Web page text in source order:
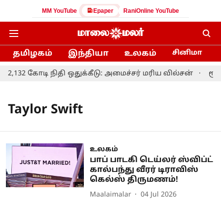
MM YouTube Epaper RaniOnline YouTube
தமிழகம் இந்தியா உலகம் சினிமா
கோடி நிதி ஒதுக்கீடு: அமைச்சர் மரிய வில்சன்
Taylor Swift
உலகம்
பாப் பாடகி டெய்லர் ஸ்விப்ட்
கால்பந்து வீரர் டிராவிஸ்
கெல்ஸ் திருமணம்!
Maalaimalar
04 Jul 2026